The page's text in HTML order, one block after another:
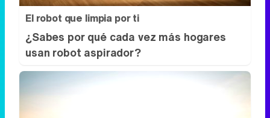
El robot que limpia por ti
¿Sabes por qué cada vez más hogares
usan robot aspirador?